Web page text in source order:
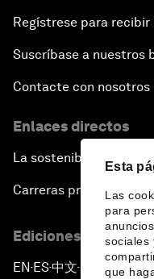
Esta
Las
para
sociales
que
Regístrese para
Suscríbase a nuestros
Contacte con nosotros
Enlaces directos
La sostenibilidad en el
Carreras profesionales
Ediciones en otros
EN ▪ES▪中文▪ 日本語